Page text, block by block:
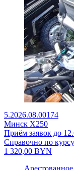
5.2026.08.00174
Минск X250
Приём заявок до
Справочно по
1 320,00 BYN
Арестованное